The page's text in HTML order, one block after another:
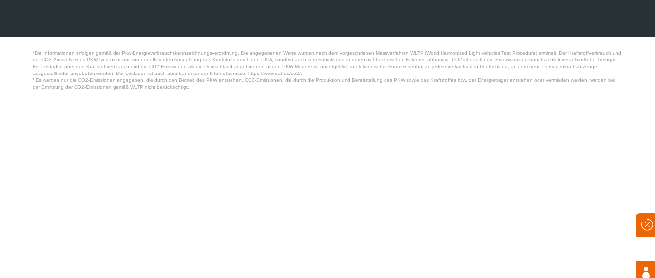
*Die Informationen erfolgen gemäß der Pkw-Energieverbrauchskennzeichnungsverordnung. Die angegebenen Werte wurden nach dem vorgeschrieben Messverfahren WLTP (World Harmonised Light Vehicles Test Procedure) ermittelt. Der Kraftstoffverbrauch und
der CO2-Ausstoß eines PKW sind nicht nur von der effizienten Ausnutzung des Kraftstoffs durch den PKW, sondern auch vom Fahrstil und anderen nichttechnischen Faktoren abhängig. CO2 ist das für die Erderwärmung hauptsächlich verantwortliche Treibgas.
Ein Leitfaden über den Kraftstoffverbrauch und die CO2-Emissionen aller in Deutschland angebotenen neuen PKW-Modelle ist unentgeltlich in elektronischer Form einsehbar an jedem Verkaufsort in Deutschland, an dem neue Personenkraftfahrzeuge
ausgestellt oder angeboten werden. Der Leitfaden ist auch abrufbar unter der Internetadresse: https://www.dat.de/co2/.
¹ Es werden nur die CO2-Emissionen angegeben, die durch den Betrieb des PKW entstehen. CO2-Emissionen, die durch die Produktion und Bereitstellung des PKW sowie des Kraftstoffes bzw. der Energieträger entstehen oder vermieden werden, werden bei
der Ermittlung der CO2-Emissionen gemäß WLTP nicht berücksichtigt.

